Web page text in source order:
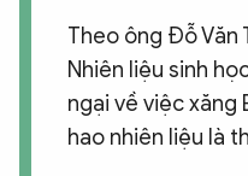
Theo ông Đỗ Văn
Nhiên liệu sinh
ngại về việc xăng
hao nhiên liệu là